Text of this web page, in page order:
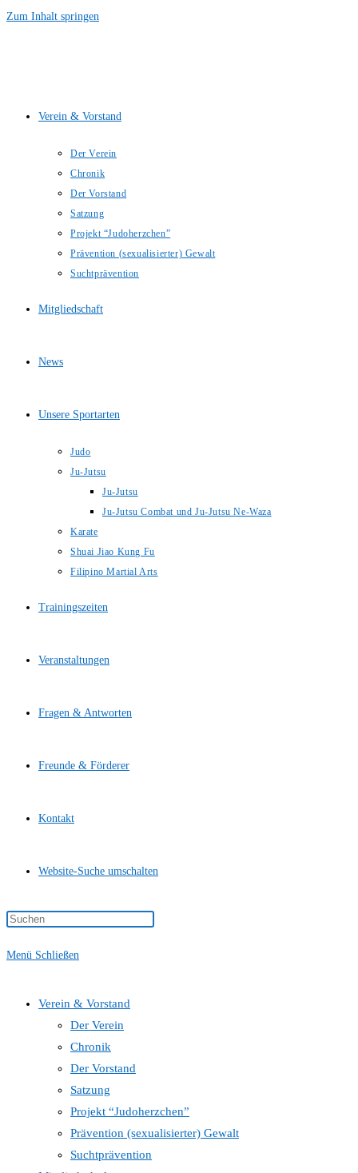
Zum Inhalt springen
Verein & Vorstand
Der Verein
Chronik
Der Vorstand
Satzung
Projekt “Judoherzchen”
Prävention (sexualisierter) Gewalt
Suchtprävention
Mitgliedschaft
News
Unsere Sportarten
Judo
Ju-Jutsu
Ju-Jutsu
Ju-Jutsu Combat und Ju-Jutsu Ne-Waza
Karate
Shuai Jiao Kung Fu
Filipino Martial Arts
Trainingszeiten
Veranstaltungen
Fragen & Antworten
Freunde & Förderer
Kontakt
Website-Suche umschalten
Menü Schließen
Verein & Vorstand
Der Verein
Chronik
Der Vorstand
Satzung
Projekt “Judoherzchen”
Prävention (sexualisierter) Gewalt
Suchtprävention